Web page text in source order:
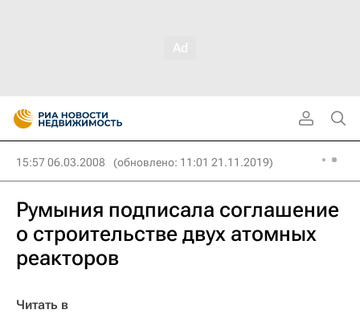
15:57 06.03.2008 (обновлено: 11:01 21.11.2019)
Румыния подписала соглашение
о строительстве двух атомных
реакторов
Читать в